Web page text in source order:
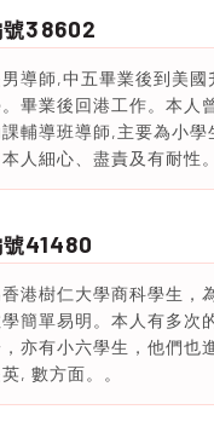
38602
導師,中五畢業後到美國
畢業後回港工作。本人
輔導班導師,主要為小學
人細心、盡責及有耐性。
41480
港樹仁大學商科學生，
簡單易明。本人有多次
亦有小六學生，他們也
, 數方面。。